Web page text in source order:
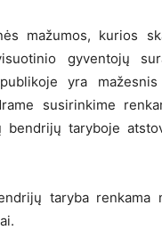
mažumos, kurios
gyventojų
yra
susirinkime
bendrijų taryboje
taryba